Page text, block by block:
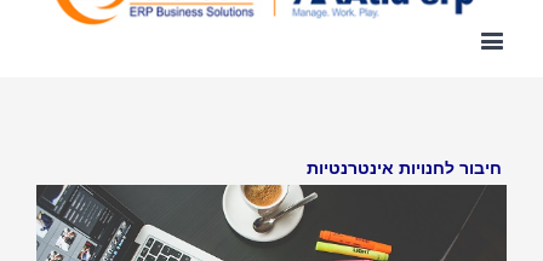
חיבור לחנויות אינטרנטיות